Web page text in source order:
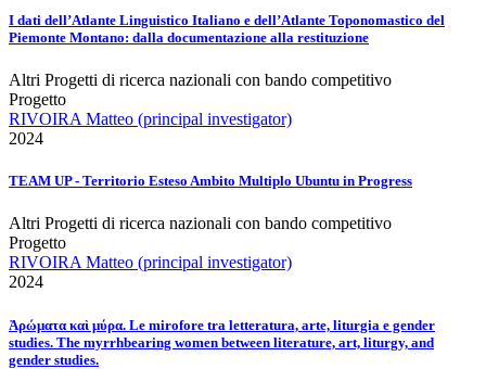
I dati dell’Atlante Linguistico Italiano e dell’Atlante Toponomastico del
Piemonte Montano: dalla documentazione alla restituzione
Altri Progetti di ricerca nazionali con bando competitivo
Progetto
RIVOIRA Matteo (principal investigator)
2024
TEAM UP - Territorio Esteso Ambito Multiplo Ubuntu in Progress
Altri Progetti di ricerca nazionali con bando competitivo
Progetto
RIVOIRA Matteo (principal investigator)
2024
Ἀρώματα καὶ μύρα. Le mirofore tra letteratura, arte, liturgia e gender
studies. The myrrhbearing women between literature, art, liturgy, and
gender studies.